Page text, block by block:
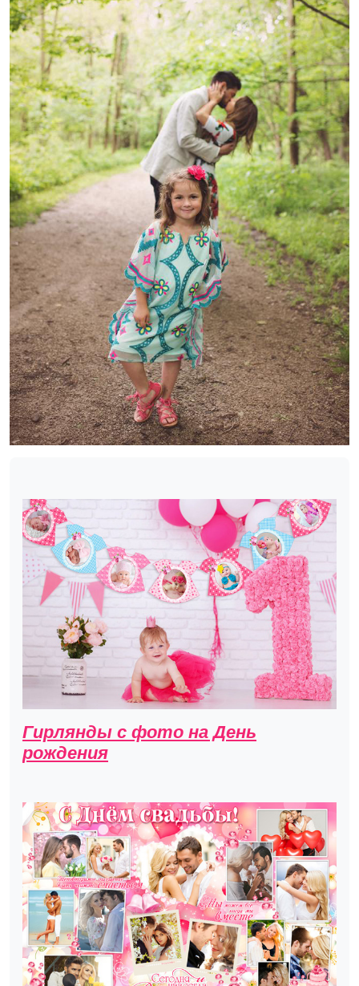
Гирлянды с фото на День
рождения